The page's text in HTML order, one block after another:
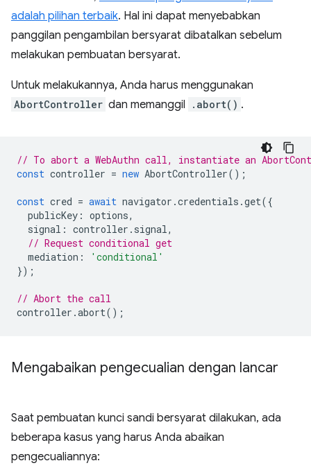
adalah pilihan terbaik. Hal ini dapat menyebabkan
panggilan pengambilan bersyarat dibatalkan sebelum
melakukan pembuatan bersyarat.
Untuk melakukannya, Anda harus menggunakan
AbortController dan memanggil .abort() .
// To abort a WebAuthn call, instantiate an
const controller = new AbortController();
const cred = await navigator .credentials .get({
publicKey : options,
signal : controller . signal ,
// Request conditional get
mediation :
'conditional'
});
// Abort the call
controller .abort();
Mengabaikan pengecualian dengan lancar
Saat pembuatan kunci sandi bersyarat dilakukan, ada
beberapa kasus yang harus Anda abaikan
pengecualiannya: